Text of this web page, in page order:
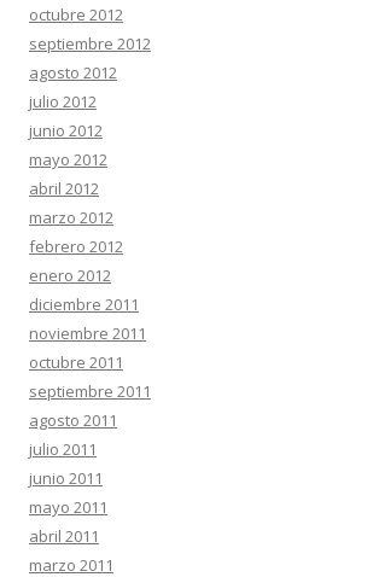
octubre 2012
septiembre 2012
agosto 2012
julio 2012
junio 2012
mayo 2012
abril 2012
marzo 2012
febrero 2012
enero 2012
diciembre 2011
noviembre 2011
octubre 2011
septiembre 2011
agosto 2011
julio 2011
junio 2011
mayo 2011
abril 2011
marzo 2011